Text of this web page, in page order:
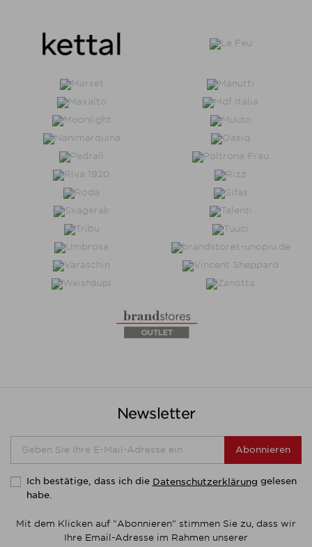
Newsletter
Abonnieren
Ich bestätige, dass ich die Datenschutzerklärung gelesen
habe.
Mit dem Klicken auf "Abonnieren" stimmen Sie zu, dass wir
Ihre Email-Adresse im Rahmen unserer